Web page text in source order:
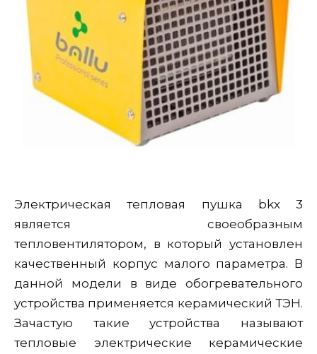
Электрическая тепловая пушка bkx 3
является своеобразным
тепловентилятором, в который установлен
качественный корпус малого параметра. В
данной модели в виде обогревательного
устройства применяется керамический ТЭН.
Зачастую такие устройства называют
тепловые электрические керамические